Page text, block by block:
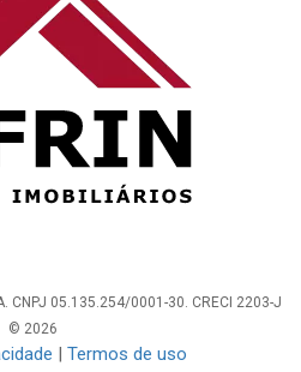
CNPJ 05.135.254/0001-30. CRECI 2203-J
© 2026
| Termos de uso